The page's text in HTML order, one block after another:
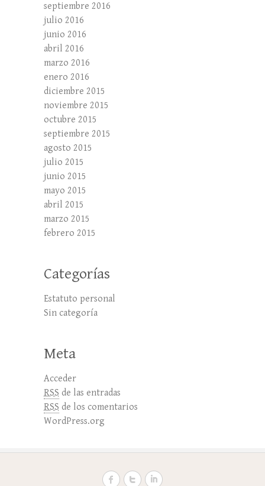
septiembre 2016
julio 2016
junio 2016
abril 2016
marzo 2016
enero 2016
diciembre 2015
noviembre 2015
octubre 2015
septiembre 2015
agosto 2015
julio 2015
junio 2015
mayo 2015
abril 2015
marzo 2015
febrero 2015
Categorías
Estatuto personal
Sin categoría
Meta
Acceder
RSS de las entradas
RSS de los comentarios
WordPress.org